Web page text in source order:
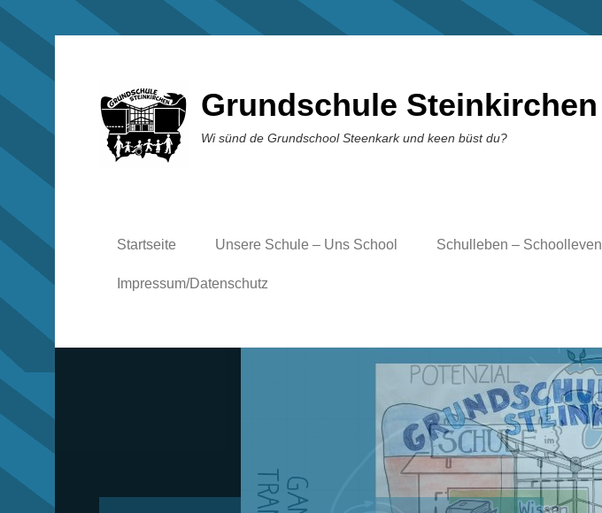
Grundschule Steinkirchen
Wi sünd de Grundschool Steenkark und keen büst du?
Startseite Unsere Schule – Uns School Schulleben – Schoolleven
Impressum/Datenschutz